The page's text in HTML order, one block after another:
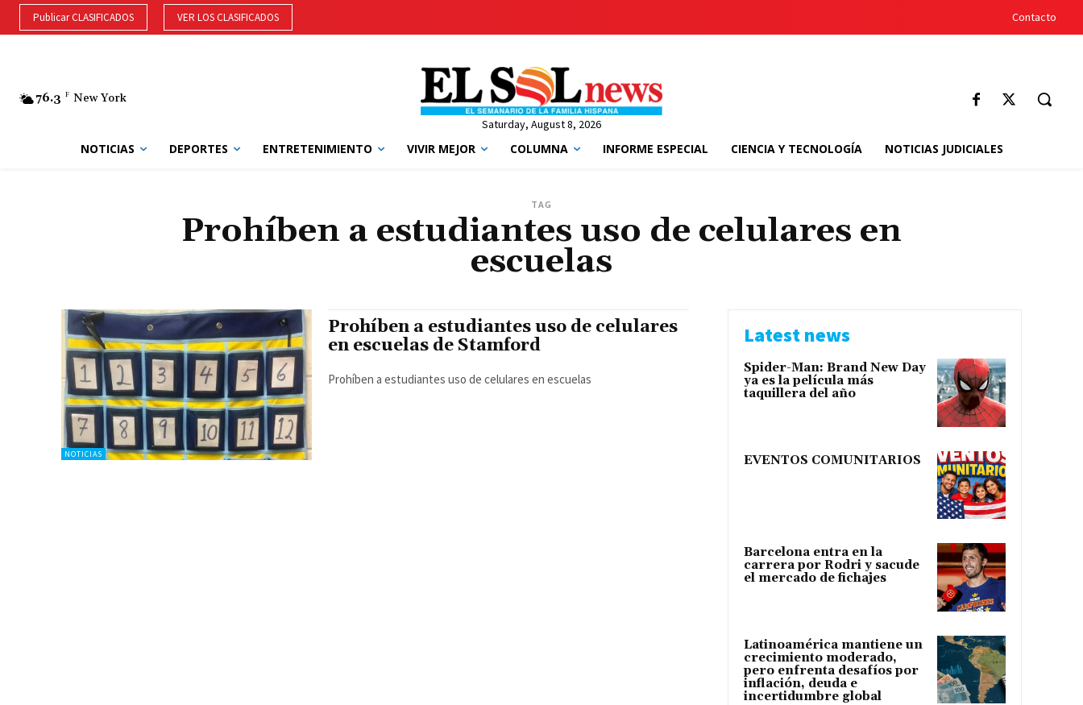
Publicar CLASIFICADOS VER LOS CLASIFICADOS Contacto
76.3 F New York
Saturday, August 8, 2026
NOTICIAS DEPORTES ENTRETENIMIENTO VIVIR MEJOR COLUMNA INFORME ESPECIAL CIENCIA Y TECNOLOGÍA NOTICIAS JUDICIALES
TAG
Prohíben a estudiantes uso de celulares en
escuelas
NOTICIAS
Prohíben a estudiantes uso de celulares
en escuelas de Stamford
Prohíben a estudiantes uso de celulares en escuelas
Latest news
Spider-Man: Brand New Day
ya es la película más
taquillera del año
EVENTOS COMUNITARIOS
Barcelona entra en la
carrera por Rodri y sacude
el mercado de fichajes
Latinoamérica mantiene un
crecimiento moderado,
pero enfrenta desafíos por
inflación, deuda e
incertidumbre global